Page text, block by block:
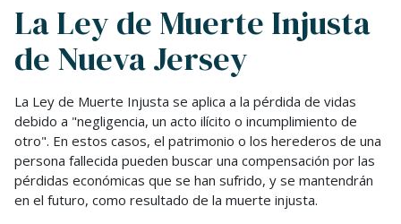
La Ley de Muerte Injusta
de Nueva Jersey
La Ley de Muerte Injusta se aplica a la pérdida de vidas
debido a "negligencia, un acto ilícito o incumplimiento de
otro". En estos casos, el patrimonio o los herederos de una
persona fallecida pueden buscar una compensación por las
pérdidas económicas que se han sufrido, y se mantendrán
en el futuro, como resultado de la muerte injusta.